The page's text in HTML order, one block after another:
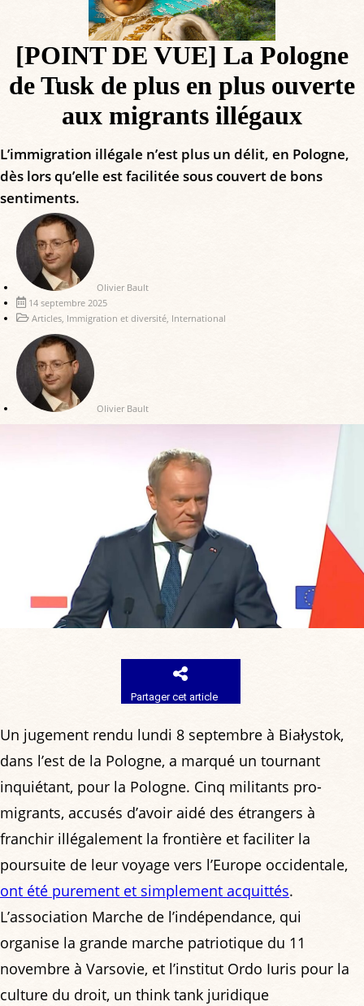
[POINT DE VUE] La Pologne
de Tusk de plus en plus ouverte
aux migrants illégaux
L’immigration illégale n’est plus un délit, en Pologne,
dès lors qu’elle est facilitée sous couvert de bons
sentiments.
Olivier Bault
14 septembre 2025
Articles Immigration et diversité International
Olivier Bault
Partager cet article
Un jugement rendu lundi 8 septembre à Białystok,
dans l’est de la Pologne, a marqué un tournant
inquiétant, pour la Pologne. Cinq militants pro-
migrants, accusés d’avoir aidé des étrangers à
franchir illégalement la frontière et faciliter la
poursuite de leur voyage vers l’Europe occidentale,
ont été purement et simplement acquittés.
L’association Marche de l’indépendance, qui
organise la grande marche patriotique du 11
novembre à Varsovie, et l’institut Ordo Iuris pour la
culture du droit, un think tank juridique